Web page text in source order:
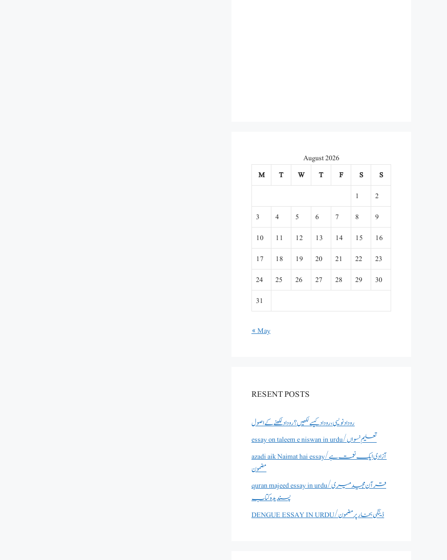
August 2026
M
T W T F S
S
1
2
3
4 5 6 7 8
9
10
11 12 13 14 15
16
17
18 19 20 21 22
23
24
25 26 27 28 29
30
31
« May
RESENT POSTS
روداد نویسی ،روداد کیسے لکھیں؟ روداد لکھنے کے اصول
essay on taleem e niswan in urdu/تعلیم نسواں
azadi aik Naimat hai essay/آزادی ایک نعمت ہے
مضمون
quran majeed essay in urdu/قرآن مجید میری
پسندیدہ کتاب
DENGUE ESSAY IN URDU/ڈینگی بخار پر مضمون